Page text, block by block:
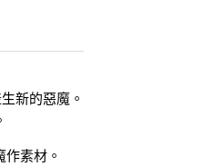
新的惡魔。
素材。